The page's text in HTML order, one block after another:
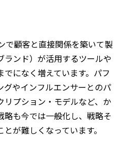
で顧客と直接関係を築いて製
ランド）が活用するツールや
になく増えています。パフ
グやインフルエンサーとのパ
リプション・モデルなど、か
略も今では一般化し、戦略そ
が難しくなっています。